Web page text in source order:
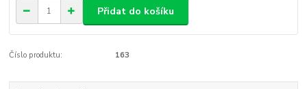
Přidat do košíku
Číslo produktu: 163